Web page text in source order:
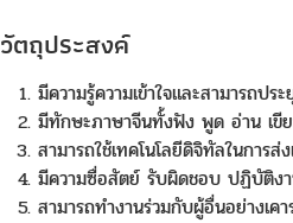
วัตถุประสงค์
มีความรู้ความเข้าใจและสามารถป
มีทักษะภาษาจีนทั้งฟัง พูด อ่าน เขี
สามารถใช้เทคโนโลยีดิจิทัลในการส่
มีความซื่อสัตย์ รับผิดชอบ ปฏิบัติงา
สามารถทำงานร่วมกับผู้อื่นอย่างเค